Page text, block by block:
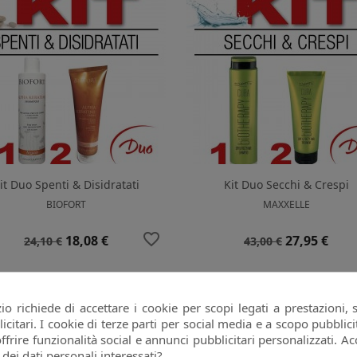
Duo Spenti & Disidratati
BIOFORT
Prezzo
24,10 € Prezzo
18,08 € favorite_border
Kit Duo Secchi & Crespi
MAXXELLE
Prezzo
43,00 € Prezzo
27,95 €
richiede di accettare i cookie per scopi legati a prestazioni,
I cookie di terze parti per social media e a scopo
funzionalità social e annunci pubblicitari personalizzati.